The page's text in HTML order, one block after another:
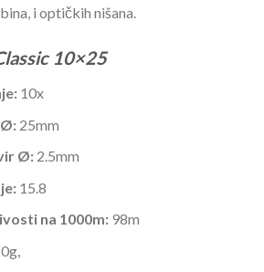
i optičkih nišana.
10×25
10x
25mm
Ø:2.5mm
15.8
na 1000m:98m